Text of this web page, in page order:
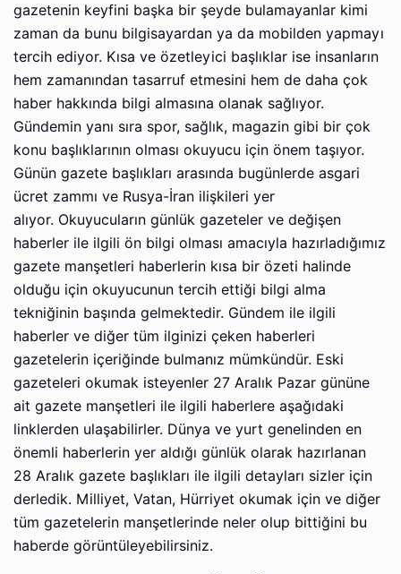
gazetenin keyfini başka bir şeyde bulamayanlar kimi
zaman da bunu bilgisayardan ya da mobilden yapmayı
tercih ediyor. Kısa ve özetleyici başlıklar ise insanların
hem zamanından tasarruf etmesini hem de daha çok
haber hakkında bilgi almasına olanak sağlıyor.
Gündemin yanı sıra spor, sağlık, magazin gibi bir çok
konu başlıklarının olması okuyucu için önem taşıyor.
Günün gazete başlıkları arasında bugünlerde asgari
ücret zammı ve Rusya-İran ilişkileri yer
alıyor. Okuyucuların günlük gazeteler ve değişen
haberler ile ilgili ön bilgi olması amacıyla hazırladığımız
gazete manşetleri haberlerin kısa bir özeti halinde
olduğu için okuyucunun tercih ettiği bilgi alma
tekniğinin başında gelmektedir. Gündem ile ilgili
haberler ve diğer tüm ilginizi çeken haberleri
gazetelerin içeriğinde bulmanız mümkündür. Eski
gazeteleri okumak isteyenler 27 Aralık Pazar gününe
ait gazete manşetleri ile ilgili haberlere aşağıdaki
linklerden ulaşabilirler. Dünya ve yurt genelinden en
önemli haberlerin yer aldığı günlük olarak hazırlanan
28 Aralık gazete başlıkları ile ilgili detayları sizler için
derledik. Milliyet, Vatan, Hürriyet okumak için ve diğer
tüm gazetelerin manşetlerinde neler olup bittiğini bu
haberde görüntüleyebilirsiniz.